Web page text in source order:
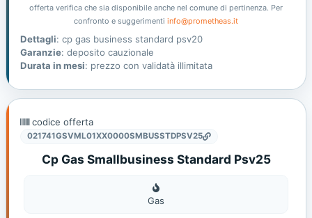
offerta verifica che sia disponibile anche nel comune di pertinenza. Per
confronto e suggerimenti info@prometheas.it
Dettagli: cp gas business standard psv20
Garanzie: deposito cauzionale
Durata in mesi: prezzo con validatà illimitata
codice offerta
021741GSVML01XX0000SMBUSSTDPSV25
Cp Gas Smallbusiness Standard Psv25
Gas
Gas